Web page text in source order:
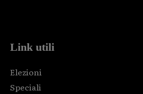
Link utili
Elezioni
Speciali